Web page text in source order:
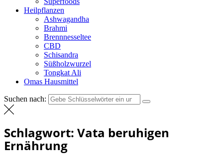
Heilpflanzen
Ashwagandha
Brahmi
Brennnesseltee
CBD
Schisandra
Süßholzwurzel
Tongkat Ali
Omas Hausmittel
Suchen nach:
Schlagwort: Vata beruhigen
Ernährung